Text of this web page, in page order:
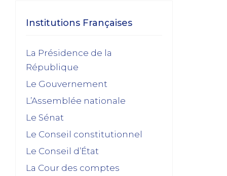
janvier 2026
Dissolution ? Probabilité faible et risque
fort
15/01/2026
Feuilleton budgétaire : un 49, 3 sinon
novembre 2025
Institutions Françaises
La Présidence de la
République
Le Gouvernement
L’Assemblée nationale
Le Sénat
Le Conseil constitutionnel
Le Conseil d’État
La Cour des comptes